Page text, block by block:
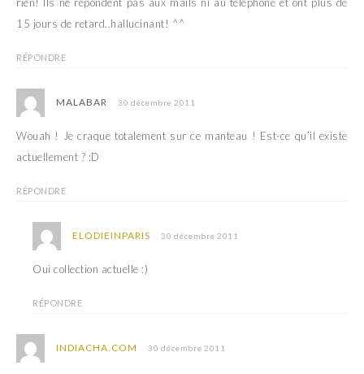
rien! Ils ne répondent pas aux mails ni au téléphone et ont plus de
15 jours de retard..hallucinant! ^^
RÉPONDRE
MALABAR 30 décembre 2011
Wouah ! Je craque totalement sur ce manteau ! Est-ce qu’il existe
actuellement ? :D
RÉPONDRE
ELODIEINPARIS 30 décembre 2011
Oui collection actuelle :)
RÉPONDRE
INDIACHA.COM 30 décembre 2011